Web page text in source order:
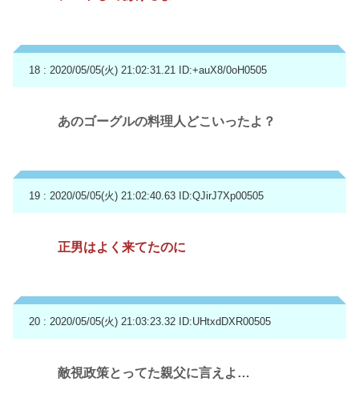
18 : 2020/05/05(火) 21:02:31.21 ID:+auX8/0oH0505
あのゴーグルの料理人どこいったよ？
19 : 2020/05/05(火) 21:02:40.63 ID:QJirJ7Xp00505
正男はよく来てたのに
20 : 2020/05/05(火) 21:03:23.32 ID:UHtxdDXR00505
敵視政策とってた親父に言えよ…